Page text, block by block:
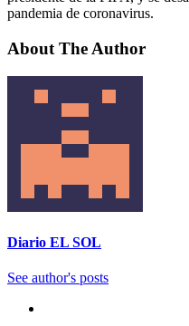
pandemia de coronavirus.
About The Author
Diario EL SOL
See author's posts